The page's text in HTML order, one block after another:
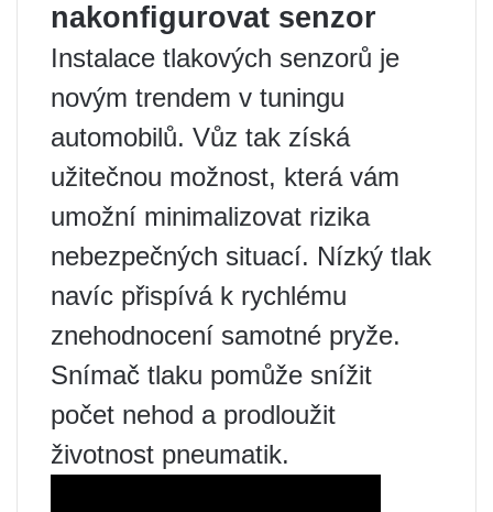
nakonfigurovat senzor
Instalace tlakových senzorů je
novým trendem v tuningu
automobilů. Vůz tak získá
užitečnou možnost, která vám
umožní minimalizovat rizika
nebezpečných situací. Nízký tlak
navíc přispívá k rychlému
znehodnocení samotné pryže.
Snímač tlaku pomůže snížit
počet nehod a prodloužit
životnost pneumatik.